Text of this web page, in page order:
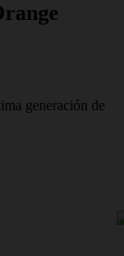
generación de